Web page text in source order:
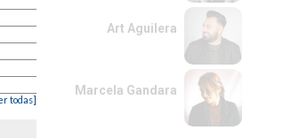
todas]
Art Aguilera
Marcela Gandara